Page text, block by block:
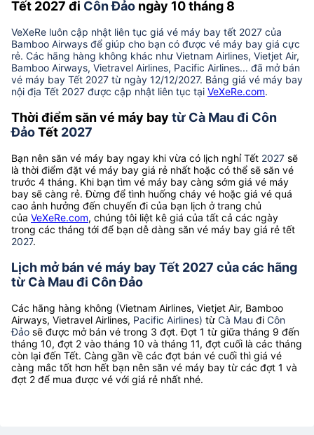
Tết 2027 đi Côn Đảo ngày 10 tháng 8
VeXeRe luôn cập nhật liên tục giá vé máy bay tết 2027 của
Bamboo Airways để giúp cho bạn có được vé máy bay giá cực
rẻ. Các hãng hàng không khác như Vietnam Airlines, Vietjet Air,
Bamboo Airways, Vietravel Airlines, Pacific Airlines... đã mở bán
vé máy bay Tết 2027 từ ngày 12/12/2027. Bảng giá vé máy bay
nội địa Tết 2027 được cập nhật liên tục tại VeXeRe.com.
Thời điểm săn vé máy bay từ Cà Mau đi Côn
ĐảoTết 2027
Bạn nên săn vé máy bay ngay khi vừa có lịch nghỉ Tết 2027 sẽ
là thời điểm đặt vé máy bay giá rẻ nhất hoặc có thể sẽ săn vé
trước 4 tháng. Khi bạn tìm vé máy bay càng sớm giá vé máy
bay sẽ càng rẻ. Đừng để tình huống cháy vé hoặc giá vé quá
cao ảnh hưởng đến chuyến đi của bạn lịch ở trang chủ
của VeXeRe.com, chúng tôi liệt kê giá của tất cả các ngày
trong các tháng tới để bạn dễ dàng săn vé máy bay giá rẻ tết
2027.
Lịch mở bán vé máy bay Tết 2027 của các hãng
từ Cà Mau đi Côn Đảo
Các hãng hàng không (Vietnam Airlines, Vietjet Air, Bamboo
Airways, Vietravel Airlines, Pacific Airlines) từ Cà Mau đi Côn
Đảo sẽ được mở bán vé trong 3 đợt. Đợt 1 từ giữa tháng 9 đến
tháng 10, đợt 2 vào tháng 10 và tháng 11, đợt cuối là các tháng
còn lại đến Tết. Càng gần về các đợt bán vé cuối thì giá vé
càng mắc tốt hơn hết bạn nên săn vé máy bay từ các đợt 1 và
đợt 2 để mua được vé với giá rẻ nhất nhé.